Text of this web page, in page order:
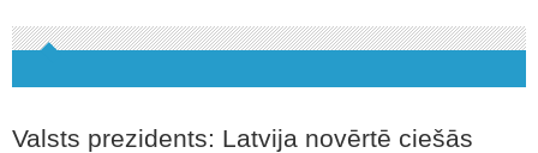
Valsts prezidents: Latvija novērtē ciešās